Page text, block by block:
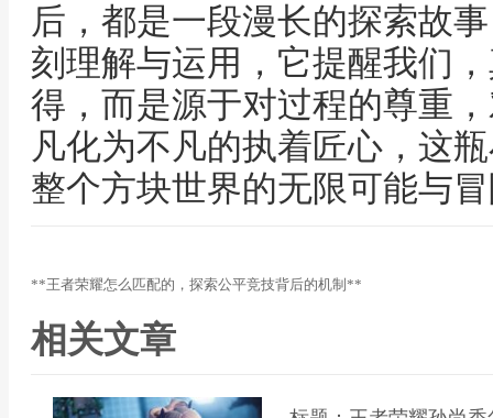
后，都是一段漫长的探索故
刻理解与运用，它提醒我们
得，而是源于对过程的尊重
凡化为不凡的执着匠心，这
整个方块世界的无限可能与
**王者荣耀怎么匹配的，探索公平竞技背后的机制**
相关文章